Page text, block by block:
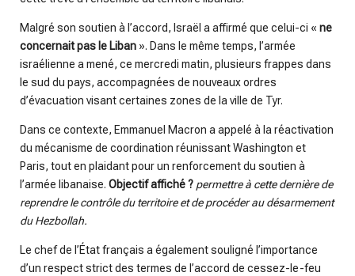
Malgré son soutien à l’accord, Israël a affirmé que celui-ci « ne
concernait pas le Liban ». Dans le même temps, l’armée
israélienne a mené, ce mercredi matin, plusieurs frappes dans
le sud du pays, accompagnées de nouveaux ordres
d’évacuation visant certaines zones de la ville de Tyr.
Dans ce contexte, Emmanuel Macron a appelé à la réactivation
du mécanisme de coordination réunissant Washington et
Paris, tout en plaidant pour un renforcement du soutien à
l’armée libanaise. Objectif affiché ? permettre à cette dernière de
reprendre le contrôle du territoire et de procéder au désarmement
du Hezbollah.
Le chef de l’État français a également souligné l’importance
d’un respect strict des termes de l’accord de cessez-le-feu